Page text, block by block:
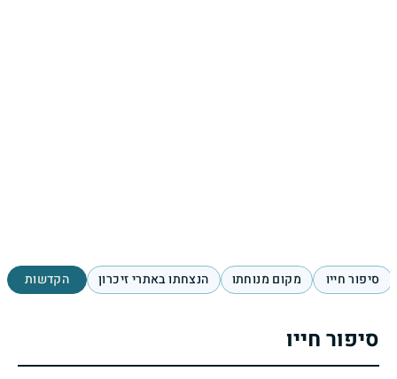
סיפור חייו מקום מנוחתו הנצחתו באתרי זיכרון הקדשות
סיפור חייו